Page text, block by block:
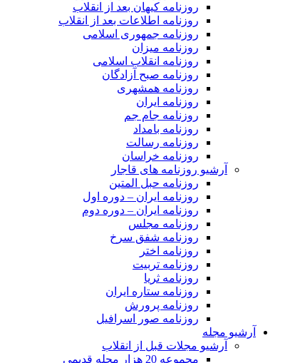
روزنامه کیهان بعد از انقلاب
روزنامه اطلاعات بعد از انقلاب
روزنامه جمهوری اسلامی
روزنامه میزان
روزنامه انقلاب اسلامی
روزنامه صبح آزادگان
روزنامه همشهری
روزنامه ایران
روزنامه جام جم
روزنامه بامداد
روزنامه رسالت
روزنامه خراسان
آرشیو روزنامه های قاجار
روزنامه حبل المتین
روزنامه ایران – دوره اول
روزنامه ایران – دوره دوم
روزنامه مجلس
روزنامه شفق سرخ
روزنامه اختر
روزنامه تربیت
روزنامه ثریا
روزنامه ستاره ایران
روزنامه پرورش
روزنامه صور اسرافیل
آرشیو مجله
آرشیو مجلات قبل از انقلاب
مجموعه 20 هزار مجله قدیمی